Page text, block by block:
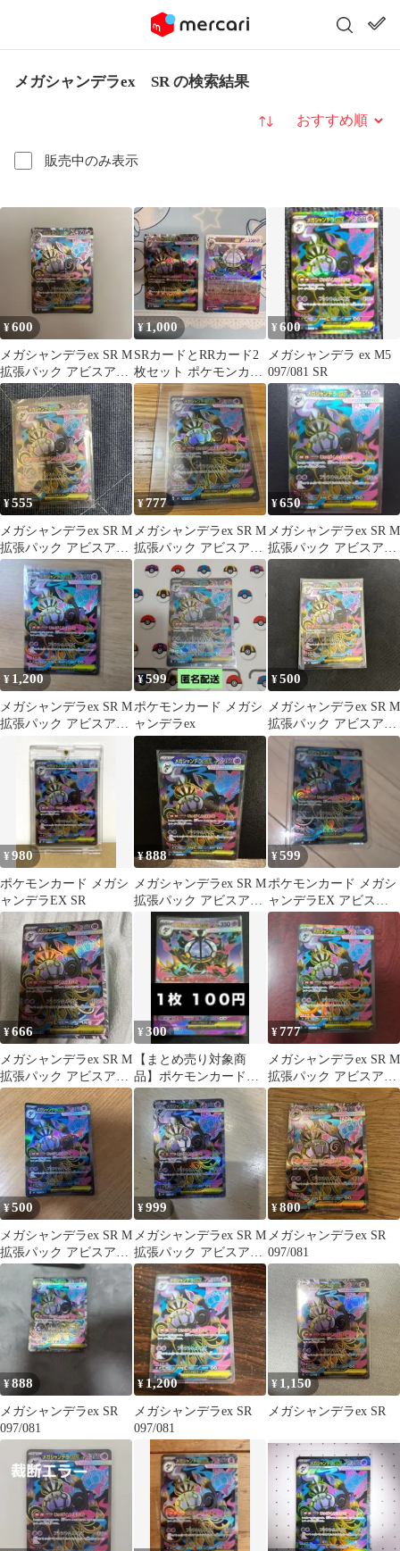
メガシャンデラex SR の検索結果
販売中のみ表示
並び替え
¥600
メガシャンデラex SR M
拡張パック アビスアイ
キラ 097/081
¥1,000
SRカードとRRカード2
枚セット ポケモンカー
ド メガシャンデラEX 2
枚セット
¥600
メガシャンデラ ex M5
097/081 SR
¥555
メガシャンデラex SR M
拡張パック アビスアイ
キラ 097/081
¥777
メガシャンデラex SR M
拡張パック アビスアイ
キラ 097/081
¥650
メガシャンデラex SR M
拡張パック アビスアイ
キラ 097/081
¥ 1,200
メガシャンデラex SR M
拡張パック アビスアイ
¥599
ポケモンカード メガシ
ャンデラex
¥500
メガシャンデラex SR M
拡張パック アビスアイ
キラ 097/081
¥980
ポケモンカード メガシ
ャンデラEX SR
¥888
メガシャンデラex SR M
拡張パック アビスアイ
キラ 097/081
¥599
ポケモンカード メガシ
ャンデラEX アビスア
イ
¥666
メガシャンデラex SR M
拡張パック アビスアイ
キラ 097/081
¥300
【まとめ売り対象商
品】ポケモンカード
メガシャンデラex１枚
１００円
¥777
メガシャンデラex SR M
拡張パック アビスアイ
キラ 097/081
¥500
メガシャンデラex SR M
拡張パック アビスアイ
キラ 097/081
¥999
メガシャンデラex SR M
拡張パック アビスアイ
キラ 097/081
¥800
メガシャンデラex SR
097/081
¥888
メガシャンデラex SR
097/081
¥ 1,200
メガシャンデラex SR
097/081
¥ 1,150
メガシャンデラex SR